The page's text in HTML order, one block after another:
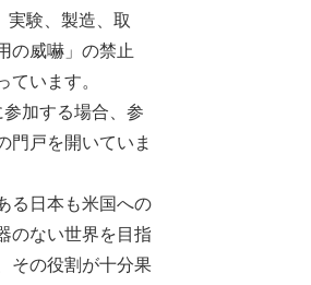
験、製造、取
の威嚇」の禁止
います。
加する場合、参
門戸を開いていま
る日本も米国への
のない世界を目指
その役割が十分果